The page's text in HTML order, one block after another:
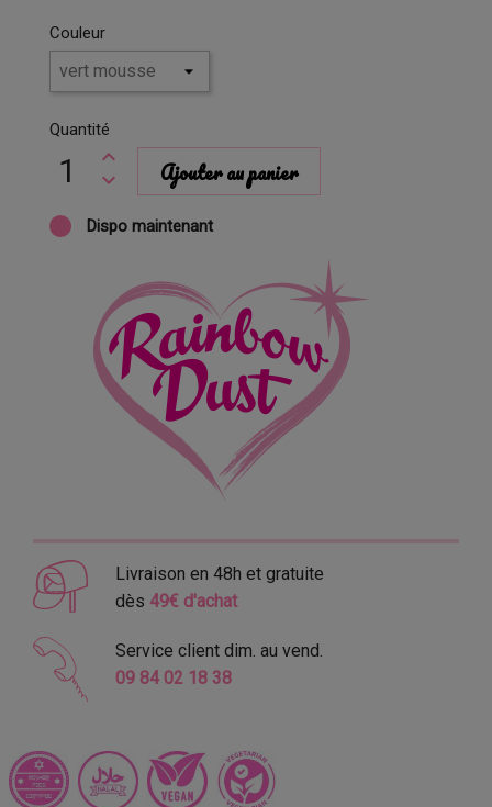
Couleur
Quantité
Ajouter au panier
Dispo maintenant
Livraison en 48h et gratuite
dès 49€ d'achat
Service client dim. au vend.
09 84 02 18 38